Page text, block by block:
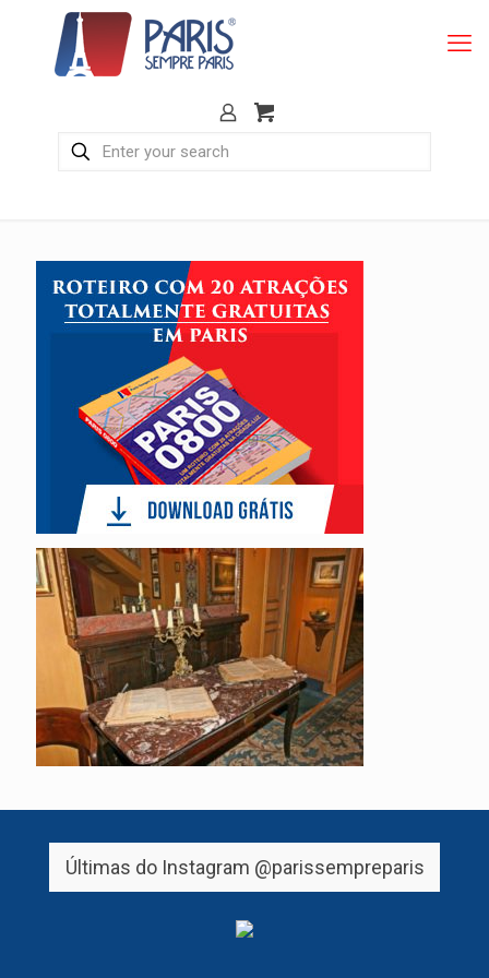
Últimas do Instagram @parissempreparis